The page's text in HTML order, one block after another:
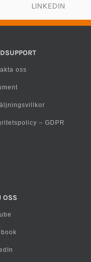
LINKEDIN
oss
– GDPR
OSS